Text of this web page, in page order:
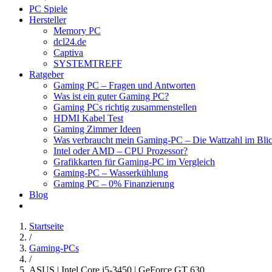
PC Spiele
Hersteller
Memory PC
dcl24.de
Captiva
SYSTEMTREFF
Ratgeber
Gaming PC – Fragen und Antworten
Was ist ein guter Gaming PC?
Gaming PCs richtig zusammenstellen
HDMI Kabel Test
Gaming Zimmer Ideen
Was verbraucht mein Gaming-PC – Die Wattzahl im
Intel oder AMD – CPU Prozessor?
Grafikkarten für Gaming-PC im Vergleich
Gaming-PC – Wasserkühlung
Gaming PC – 0% Finanzierung
Blog
Startseite
/
Gaming-PCs
/
ASUS | Intel Core i5-3450 | GeForce GT 630